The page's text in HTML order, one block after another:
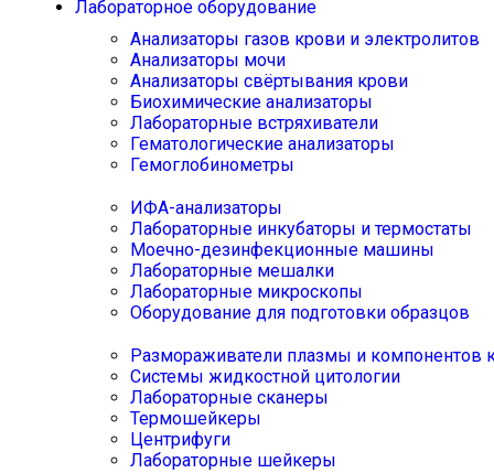
Лабораторное оборудование
Анализаторы газов крови и электролитов
Анализаторы мочи
Анализаторы свёртывания крови
Биохимические анализаторы
Лабораторные встряхиватели
Гематологические анализаторы
Гемоглобинометры
ИФА-анализаторы
Лабораторные инкубаторы и термостаты
Моечно-дезинфекционные машины
Лабораторные мешалки
Лабораторные микроскопы
Оборудование для подготовки образцов
Размораживатели плазмы и компонентов
Системы жидкостной цитологии
Лабораторные сканеры
Термошейкеры
Центрифуги
Лабораторные шейкеры